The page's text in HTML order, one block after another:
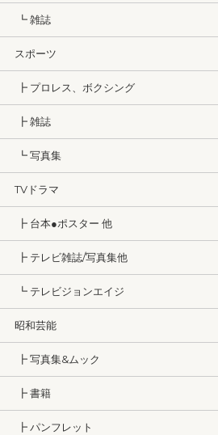
┗ 雑誌
スポーツ
┣ プロレス、ボクシング
┣ 雑誌
┗ 写真集
TVドラマ
┣ 台本●ポスター 他
┣ テレビ雑誌/写真集他
┗ テレビジョンエイジ
昭和芸能
┣ 写真集&ムック
┣ 書籍
┣ パンフレット